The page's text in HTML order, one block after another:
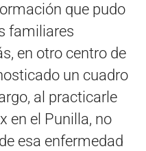
que pudo
familiares
en otro centro de
un cuadro
al practicarle
en el Punilla, no
esa enfermedad